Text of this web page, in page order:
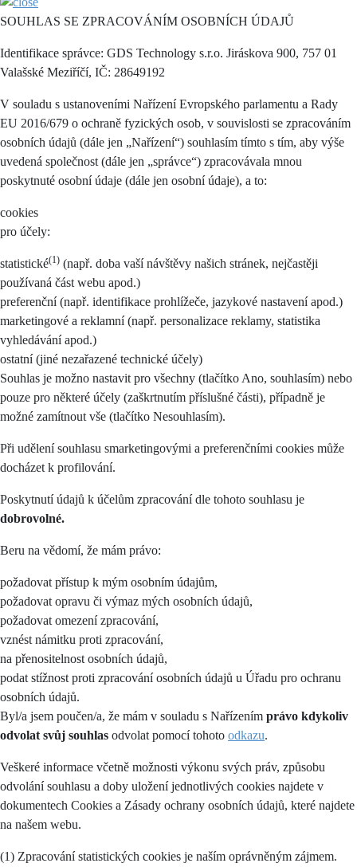
SOUHLAS SE ZPRACOVÁNÍM OSOBNÍCH ÚDAJŮ
Identifikace správce: GDS Technology s.r.o. Jiráskova 900, 757 01
Valašské Meziříčí, IČ: 28649192
V souladu s ustanoveními Nařízení Evropského parlamentu a Rady
EU 2016/679 o ochraně fyzických osob, v souvislosti se zpracováním
osobních údajů (dále jen „Nařízení“) souhlasím tímto s tím, aby výše
uvedená společnost (dále jen „správce“) zpracovávala mnou
poskytnuté osobní údaje (dále jen osobní údaje), a to:
cookies
pro účely:
statistické(1) (např. doba vaší návštěvy našich stránek, nejčastěji
používaná část webu apod.)
preferenční (např. identifikace prohlížeče, jazykové nastavení apod.)
marketingové a reklamní (např. personalizace reklamy, statistika
vyhledávání apod.)
ostatní (jiné nezařazené technické účely)
Souhlas je možno nastavit pro všechny (tlačítko Ano, souhlasím) nebo
pouze pro některé účely (zaškrtnutím příslušné části), případně je
možné zamítnout vše (tlačítko Nesouhlasím).
Při udělení souhlasu smarketingovými a preferenčními cookies může
docházet k profilování.
Poskytnutí údajů k účelům zpracování dle tohoto souhlasu je
dobrovolné.
Beru na vědomí, že mám právo:
požadovat přístup k mým osobním údajům,
požadovat opravu či výmaz mých osobních údajů,
požadovat omezení zpracování,
vznést námitku proti zpracování,
na přenositelnost osobních údajů,
podat stížnost proti zpracování osobních údajů u Úřadu pro ochranu
osobních údajů.
Byl/a jsem poučen/a, že mám v souladu s Nařízením právo kdykoliv
odvolat svůj souhlas odvolat pomocí tohoto odkazu.
Veškeré informace včetně možnosti výkonu svých práv, způsobu
odvolání souhlasu a doby uložení jednotlivých cookies najdete v
dokumentech Cookies a Zásady ochrany osobních údajů, které najdete
na našem webu.
(1) Zpracování statistických cookies je naším oprávněným zájmem.